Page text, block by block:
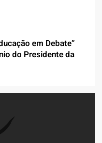
em Debate”
do Presidente da